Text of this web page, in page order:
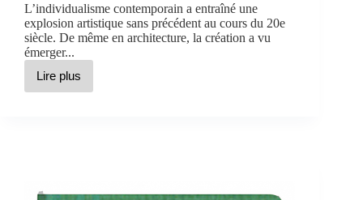
L’individualisme contemporain a entraîné une
explosion artistique sans précédent au cours du 20e
siècle. De même en architecture, la création a vu
émerger...
Lire plus